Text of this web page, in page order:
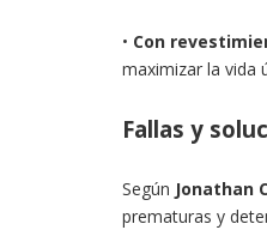
• Con
maximizar la vida
Fallas y
Según Jonathan
prematuras y